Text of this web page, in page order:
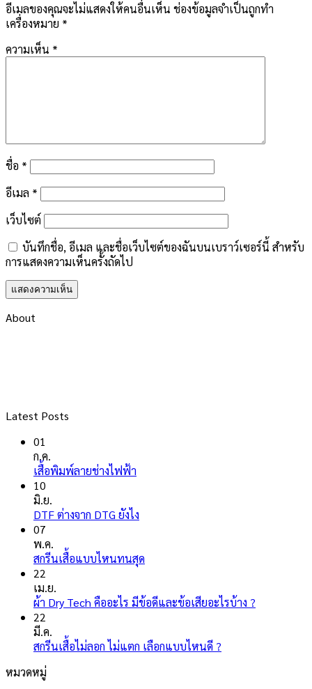
อีเมลของคุณจะไม่แสดงให้คนอื่นเห็น ช่องข้อมูลจำเป็นถูกทำ
เครื่องหมาย *
ความเห็น *
ชื่อ *
อีเมล *
เว็บไซต์
บันทึกชื่อ, อีเมล และชื่อเว็บไซต์ของฉันบนเบราว์เซอร์นี้ สำหรับ
การแสดงความเห็นครั้งถัดไป
About
Latest Posts
01
ก.ค.
เสื้อพิมพ์ลายช่างไฟฟ้า
บน
ลาย
ช่างไฟ
10
มิ.ย.
DTF ต่างจาก DTG ยังไง
บน
จาก
ไง
07
พ.ค.
สกรีนเสื้อแบบไหนทนสุด
บน
แบบ
22
เม.ย.
ผ้า Dry Tech คืออะไร มีข้อดีและข้อเสียอะไรบ้าง ?
22
มี.ค.
สกรีนเสื้อไม่ลอก ไม่แตก เลือกแบบไหนดี ?
หมวดหมู่